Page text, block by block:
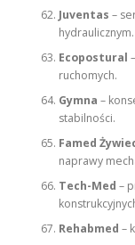
Juventas –
hydraulicznym.
Ecopostural
ruchomych.
Gymna –
stabilności.
Famed
naprawy
Tech-Med –
Rehabmed –